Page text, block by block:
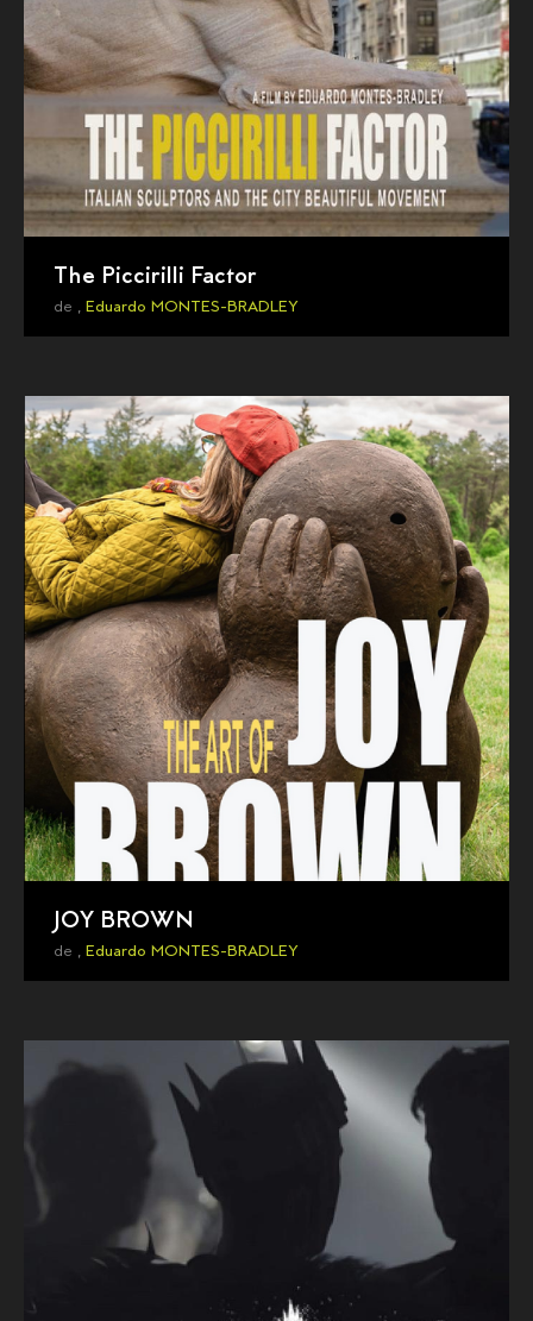
The Piccirilli Factor
de , Eduardo MONTES-BRADLEY
JOY BROWN
de , Eduardo MONTES-BRADLEY